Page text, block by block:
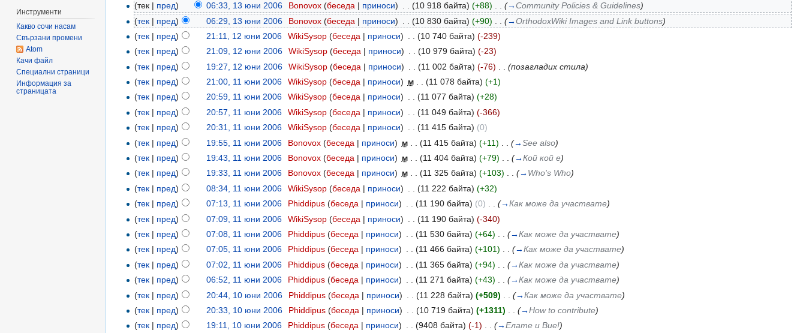
(тек | пред) 06:33, 13 юни 2006 Bonovox (беседа | приноси) (10 918 байта) (+88) (→Community Policies & Guidelines)
(тек | пред) 06:29, 13 юни 2006 Bonovox (беседа | приноси) (10 830 байта) (+90) (→OrthodoxWiki Images and Link buttons)
(тек | пред) 21:11, 12 юни 2006 WikiSysop (беседа | приноси) (10 740 байта) (-239)
(тек | пред) 21:09, 12 юни 2006 WikiSysop (беседа| приноси) . . (10 979 байта) (-23)
(тек | пред) 19:27, 12 юни 2006 WikiSysop (беседа | приноси) (11 002 байта) (-76)
(позагладих стила)
(тек | пред) 21:00, 11 юни 2006 WikiSysop (беседа | приноси) м (11 078 байта) (+1)
(тек | пред) 20:59, 11 юни 2006 WikiSysop (беседа| приноси) . . (11 077 байта) (+28)
(тек | пред) 20:57, 11 юни 2006 WikiSysop (беседа | приноси) (11 049 байта) (-366)
(тек | пред) 20:31, 11 юни 2006 WikiSysop (беседа| приноси) . . (11 415 байта) (0)
(тек | пред) 19:55, 11 юни 2006 Bonovox (беседа | приноси) м (11 415 байта) (+11) (→See also)
(тек | пред) 19:43, 11 юни 2006 Bonovox (беседа | приноси) м (11 404 байта) (+79) (→Кой кой е)
(тек | пред) 19:33, 11 юни 2006 Bonovox (беседа| приноси) м . . (11 325 байта) (+103) . . (→ Who's Who)
(тек | пред) 08:34, 11 юни 2006 WikiSysop (беседа | приноси) (11 222 байта) (+32)
(тек | пред) 07:13, 11 юни 2006 Phiddipus (беседа | приноси) (11 190 байта) (0) (→Как може да участвате)
(тек | пред) 07:09, 11 юни 2006 WikiSysop (беседа | приноси) (11 190 байта) (-340)
(тек | пред) 07:08, 11 юни 2006 Phiddipus (беседа | приноси) (11 530 байта) (+64) (→Как може да участвате)
(тек | пред) 07:05, 11 юни 2006 Phiddipus (беседа| приноси) . . (11 466 байта) (+101) . . (→Как може да участвате)
(тек | пред) 07:02, 11 юни 2006 Phiddipus (беседа | приноси) (11 365 байта) (+94) (→Как може да участвате)
(тек | пред) 06:52, 11 юни 2006 Phiddipus (беседа | приноси) (11 271 байта) (+43) (→Как може да участвате)
(тек | пред) 20:44, 10 юни 2006 Phiddipus (беседа | приноси) (11 228 байта) (+509) (→Как може да участвате)
(тек | пред) 20:33, 10 юни 2006 Phiddipus (беседа | приноси) (10 719 байта) (+1311) (→How to contribute)
(тек | пред) 19:11, 10 юни 2006 Phiddipus (беседа| приноси) . . (9408 байта) (-1) . . (→Елате и Вие!)
Инструменти
Какво сочи насам
Свързани промени
Atom
Качи файл
Специални страници
Информация за
страницата